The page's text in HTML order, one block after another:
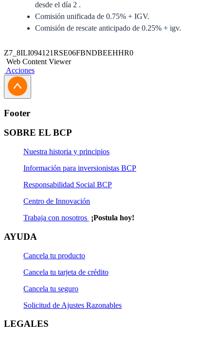
desde el día 2 .
Comisión unificada de 0.75% + IGV.
Comisión de rescate anticipado de 0.25% + igv.
Prospecto Simplificado
Solicitud de Traspaso
Solicitud de Rescate Programado
Solicitud de Suscripción
Solicitud de Suscripción Programada
Solicitud de Transferencia
Z7_8ILI094121RSE06FBNDBEEHHR0
Web Content Viewer
Acciones
Footer
SOBRE EL BCP
Nuestra historia y principios
Información para inversionistas BCP
Responsabilidad Social BCP
Centro de Innovación
Trabaja con nosotros ¡Postula hoy!
AYUDA
Cancela tu producto
Cancela tu tarjeta de crédito
Cancela tu seguro
Solicitud de Ajustes Razonables
LEGALES